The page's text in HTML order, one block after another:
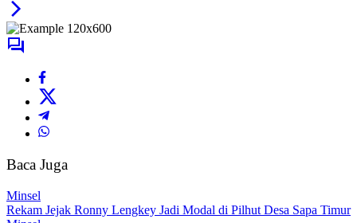
Baca Juga
Minsel
Rekam Jejak Ronny Lengkey Jadi Modal di Pilhut Desa Sapa Timur